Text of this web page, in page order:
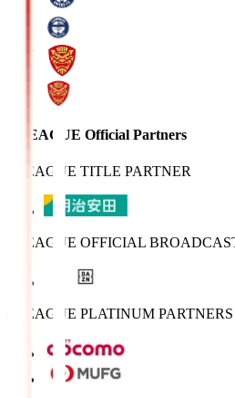
J.LEAGUE Official Partners
J.LEAGUE TITLE PARTNER
J.LEAGUE OFFICIAL
J.LEAGUE PLATINUM PARTNERS